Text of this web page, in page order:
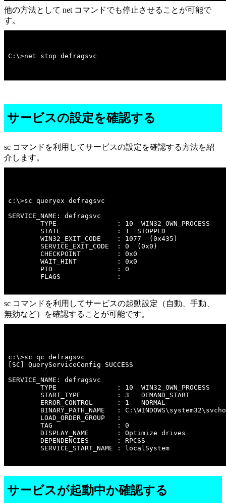
他の方法として net コマンドでも停止させることが可能で
す。
C:\>net stop defragsvc
サービスの設定を確認する
sc コマンドを利用してサービスの設定を確認する方法を紹
介します。
c:\>sc queryex defragsvc
SERVICE_NAME: defragsvc
        TYPE               : 10  WIN32_OWN_PROCESS
        STATE              : 1  STOPPED
        WIN32_EXIT_CODE    : 1077  (0x435)
        SERVICE_EXIT_CODE  : 0  (0x0)
        CHECKPOINT         : 0x0
        WAIT_HINT          : 0x0
        PID                : 0
        FLAGS              :
sc コマンドを利用してサービスの起動設定（自動、手動、
無効など）を確認することが可能です。
c:\>sc qc defragsvc
[SC] QueryServiceConfig SUCCESS
SERVICE_NAME: defragsvc
        TYPE               : 10  WIN32_OWN_PROCESS
        START_TYPE         : 3   DEMAND_START
        ERROR_CONTROL      : 1   NORMAL
BINARY_PATH_NAME   :
        LOAD_ORDER_GROUP   :
        TAG                : 0
        DISPLAY_NAME       : Optimize drives
        DEPENDENCIES       : RPCSS
        SERVICE_START_NAME : localSystem
サービスが起動中か確認する